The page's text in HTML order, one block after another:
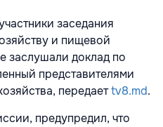
заседания
и пищевой
заслушали доклад по
представителями
передаетtv8.md.
предупредил, что